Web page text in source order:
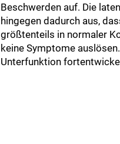
Beschwerden auf. Die
hingegen dadurch aus,
größtenteils in normaler
keine Symptome
Unterfunktion